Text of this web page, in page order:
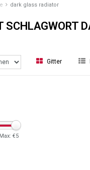
dark glass radiator
SCHLAGWORT
Gitter
Max: €5